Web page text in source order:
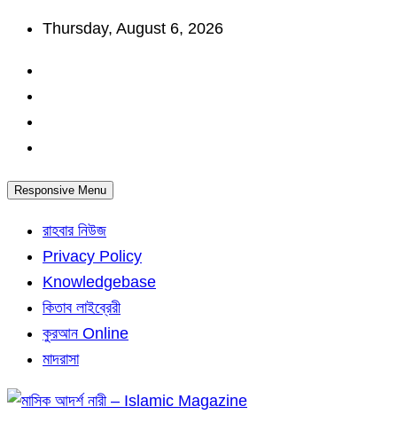
Skip
content
Thursday, August 6, 2026
Responsive Menu
রাহবার নিউজ
Privacy Policy
Knowledgebase
কিতাব লাইব্রেরী
কুরআন Online
মাদরাসা